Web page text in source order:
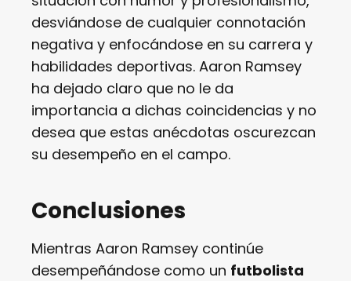
desviándose de cualquier connotación
negativa y enfocándose en su carrera y
habilidades deportivas. Aaron Ramsey
ha dejado claro que no le da
importancia a dichas coincidencias y no
desea que estas anécdotas oscurezcan
su desempeño en el campo.
Conclusiones
Mientras Aaron Ramsey continúe
desempeñándose como un futbolista